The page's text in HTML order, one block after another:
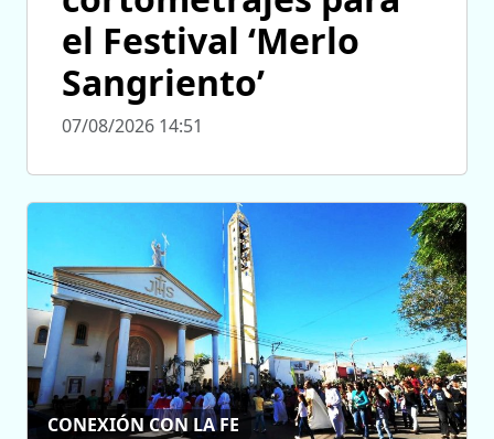
el Festival ‘Merlo
Sangriento’
07/08/2026 14:51
CONEXIÓN CON LA FE